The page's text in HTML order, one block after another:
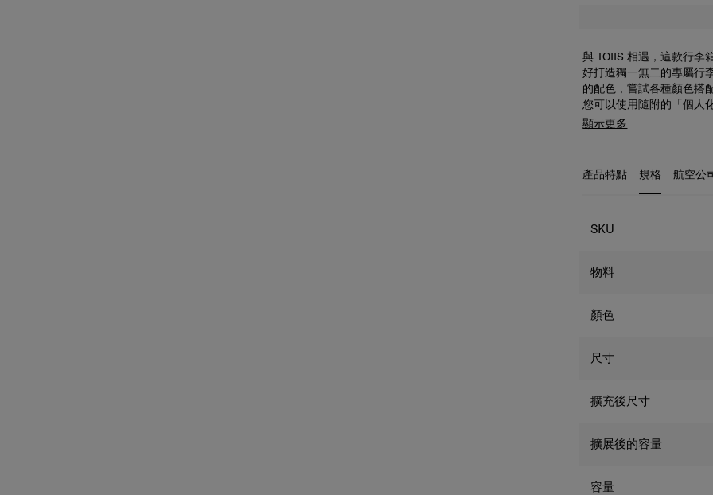
與 TOIIS 相遇，這款行李
好打造獨一無二的專屬行
的配色，嘗試各種顏色搭
您可以使用隨附的「個人
李箱的品牌名牌、滑輪蓋
顯示更多
產品特點 規格 航空公
規格
SKU
物料
顏色
尺寸
擴充後尺寸
擴展後的容量
容量